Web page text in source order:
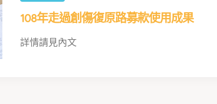
108年走過創傷復原路募款使用成果
詳情請見內文